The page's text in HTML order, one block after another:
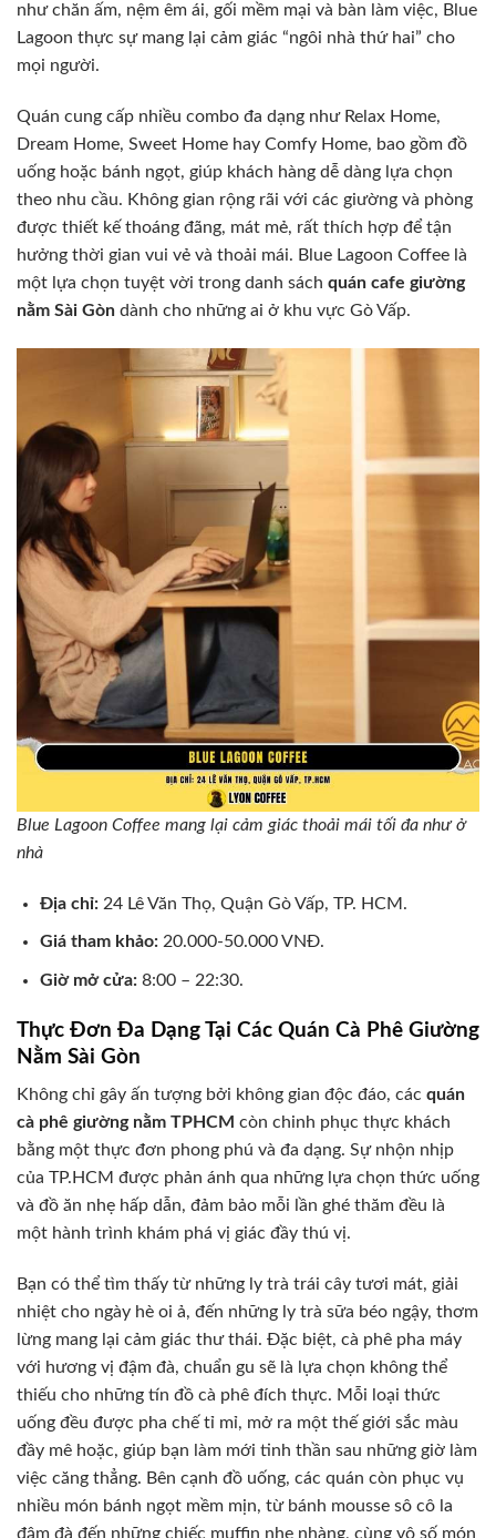
như chăn ấm, nệm êm ái, gối mềm mại và bàn làm việc, Blue
Lagoon thực sự mang lại cảm giác “ngôi nhà thứ hai” cho
mọi người.
Quán cung cấp nhiều combo đa dạng như Relax Home,
Dream Home, Sweet Home hay Comfy Home, bao gồm đồ
uống hoặc bánh ngọt, giúp khách hàng dễ dàng lựa chọn
theo nhu cầu. Không gian rộng rãi với các giường và phòng
được thiết kế thoáng đãng, mát mẻ, rất thích hợp để tận
hưởng thời gian vui vẻ và thoải mái. Blue Lagoon Coffee là
một lựa chọn tuyệt vời trong danh sách quán cafe giường
nằm Sài Gòn dành cho những ai ở khu vực Gò Vấp.
Blue Lagoon Coffee mang lại cảm giác thoải mái tối đa như ở
nhà
Địa chỉ:24 Lê Văn Thọ, Quận Gò Vấp, TP. HCM.
Giá tham khảo:20.000-50.000 VNĐ.
Giờ mở cửa:8:00 – 22:30.
Thực Đơn Đa Dạng Tại Các Quán Cà Phê Giường
Nằm Sài Gòn
Không chỉ gây ấn tượng bởi không gian độc đáo, các quán
cà phê giường nằm TPHCM còn chinh phục thực khách
bằng một thực đơn phong phú và đa dạng. Sự nhộn nhịp
của TP.HCM được phản ánh qua những lựa chọn thức uống
và đồ ăn nhẹ hấp dẫn, đảm bảo mỗi lần ghé thăm đều là
một hành trình khám phá vị giác đầy thú vị.
Bạn có thể tìm thấy từ những ly trà trái cây tươi mát, giải
nhiệt cho ngày hè oi ả, đến những ly trà sữa béo ngậy, thơm
lừng mang lại cảm giác thư thái. Đặc biệt, cà phê pha máy
với hương vị đậm đà, chuẩn gu sẽ là lựa chọn không thể
thiếu cho những tín đồ cà phê đích thực. Mỗi loại thức
uống đều được pha chế tỉ mỉ, mở ra một thế giới sắc màu
đầy mê hoặc, giúp bạn làm mới tinh thần sau những giờ làm
việc căng thẳng. Bên cạnh đồ uống, các quán còn phục vụ
nhiều món bánh ngọt mềm mịn, từ bánh mousse sô cô la
đậm đà đến những chiếc muffin nhẹ nhàng, cùng vô số món